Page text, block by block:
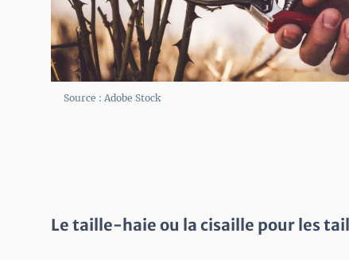
Source : Adobe Stock
Le taille-haie ou la cisaille pour les